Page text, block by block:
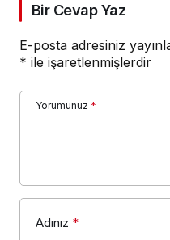
Bir Cevap Yaz
E-posta adresiniz
* ile işaretlenmişlerdir
Yorumunuz *
Adınız *